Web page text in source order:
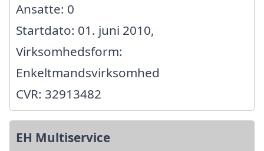
Ansatte: 0
Startdato: 01. juni 2010,
Virksomhedsform:
Enkeltmandsvirksomhed
CVR: 32913482
EH Multiservice